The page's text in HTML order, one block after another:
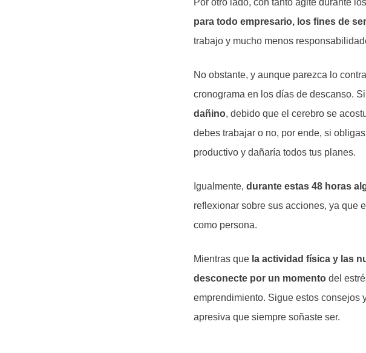
Por otro lado, con tanto agite durante
para todo empresario, los fines de
trabajo y mucho menos
No obstante, y aunque parezca lo
cronograma en los días de descanso.
dañino, debido que el cerebro se
debes trabajar o no, por ende, si
productivo y dañaría todos tus planes.
Igualmente, durante estas 48 horas
reflexionar sobre sus acciones, ya que
como persona.
Mientras que la actividad física y las
desconecte por un momento del
emprendimiento. Sigue estos consejos
apresiva que siempre soñaste ser.